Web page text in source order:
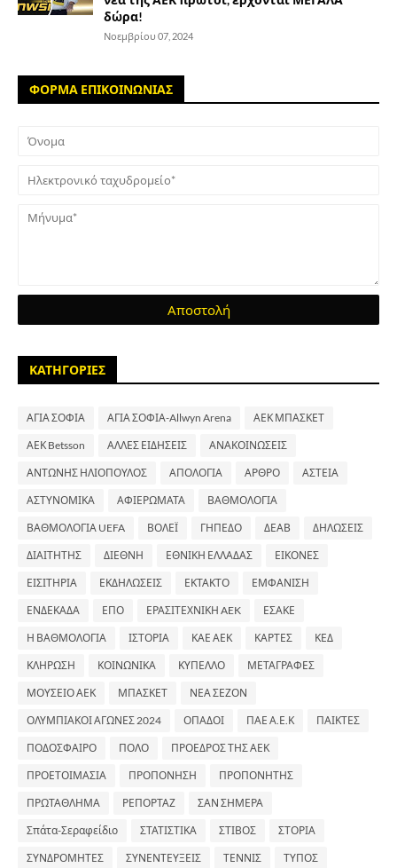
δώρα!
Νοεμβρίου 07, 2024
ΦΟΡΜΑ ΕΠΙΚΟΙΝΩΝΙΑΣ
ΚΑΤΗΓΟΡΙΕΣ
ΑΓΙΑ ΣΟΦΙΑ ΑΓΙΑ ΣΟΦΙΑ-Allwyn Arena ΑΕΚ ΜΠΑΣΚΕΤ
ΑΕΚ Betsson ΑΛΛΕΣ ΕΙΔΗΣΕΙΣ ΑΝΑΚΟΙΝΩΣΕΙΣ
ΑΝΤΩΝΗΣ ΗΛΙΟΠΟΥΛΟΣ ΑΠΟΛΟΓΙΑ ΑΡΘΡΟ ΑΣΤΕΙΑ
ΑΣΤΥΝΟΜΙΚΑ ΑΦΙΕΡΩΜΑΤΑ ΒΑΘΜΟΛΟΓΙΑ
ΒΑΘΜΟΛΟΓΙΑ UEFA ΒΟΛΕΪ ΓΗΠΕΔΟ ΔΕΑΒ ΔΗΛΩΣΕΙΣ
ΔΙΑΙΤΗΤΗΣ ΔΙΕΘΝΗ ΕΘΝΙΚΗ ΕΛΛΑΔΑΣ ΕΙΚΟΝΕΣ
ΕΙΣΙΤΗΡΙΑ ΕΚΔΗΛΩΣΕΙΣ ΕΚΤΑΚΤΟ ΕΜΦΑΝΙΣΗ
ΕΝΔΕΚΑΔΑ ΕΠΟ ΕΡΑΣΙΤΕΧΝΙΚΗ AEK ΕΣΑΚΕ
Η ΒΑΘΜΟΛΟΓΙΑ ΙΣΤΟΡΙΑ ΚΑΕ ΑΕΚ ΚΑΡΤΕΣ ΚΕΔ
ΚΛΗΡΩΣΗ ΚΟΙΝΩΝΙΚΑ ΚΥΠΕΛΛΟ ΜΕΤΑΓΡΑΦΕΣ
ΜΟΥΣΕΙΟ ΑΕΚ ΜΠΑΣΚΕΤ ΝΕΑ ΣΕΖΟΝ
ΟΛΥΜΠΙΑΚΟΙ ΑΓΩΝΕΣ 2024 ΟΠΑΔΟΙ ΠΑΕ Α.Ε.Κ ΠΑΙΚΤΕΣ
ΠΟΔΟΣΦΑΙΡΟ ΠΟΛΟ ΠΡΟΕΔΡΟΣ ΤΗΣ ΑΕΚ
ΠΡΟΕΤΟΙΜΑΣΙΑ ΠΡΟΠΟΝΗΣΗ ΠΡΟΠΟΝΗΤΗΣ
ΠΡΩΤΑΘΛΗΜΑ ΡΕΠΟΡΤΑΖ ΣΑΝ ΣΗΜΕΡΑ
Σπάτα-Σεραφείδιο ΣΤΑΤΙΣΤΙΚΑ ΣΤΙΒΟΣ ΣΤΟΡΙΑ
ΣΥΝΔΡΟΜΗΤΕΣ ΣΥΝΕΝΤΕΥΞΕΙΣ ΤΕΝΝΙΣ ΤΥΠΟΣ